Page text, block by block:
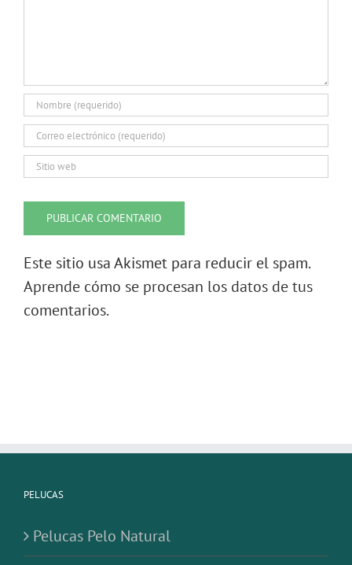
Este sitio usa Akismet para reducir el spam.
Aprende cómo se procesan los datos de tus
comentarios.
PELUCAS
Pelucas Pelo Natural